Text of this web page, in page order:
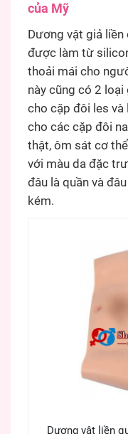
của Mỹ
Dương vật giả liền
được làm từ
thoải mái cho
này cũng có 2
cho cặp đôi les
cho các cặp đôi
thật, ôm sát cơ
với màu da đặc
đâu là quần và
kém.
Dương vật liền